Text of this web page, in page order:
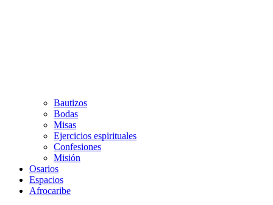
Bautizos
Bodas
Misas
Ejercicios espirituales
Confesiones
Misión
Osarios
Espacios
Afrocaribe